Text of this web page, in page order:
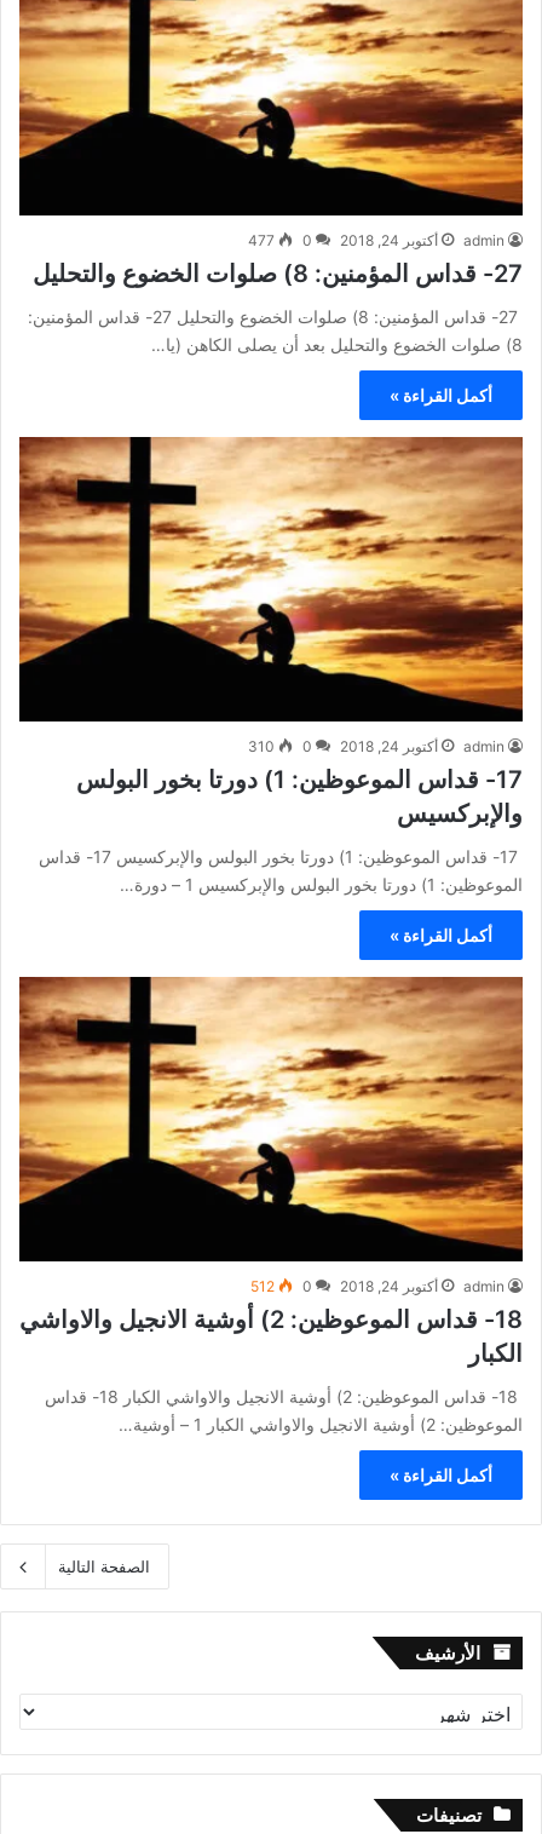
admin أكتوبر 24, 2018 0
477
27- قداس المؤمنين: 8) صلوات الخضوع والتحليل
27- قداس المؤمنين: 8) صلوات الخضوع والتحليل 27- قداس المؤمنين:
8) صلوات الخضوع والتحليل بعد أن يصلى الكاهن (يا…
أكمل القراءة »
admin أكتوبر 24, 2018 0
310
17- قداس الموعوظين: 1) دورتا بخور البولس
والإبركسيس
17- قداس الموعوظين: 1) دورتا بخور البولس والإبركسيس 17- قداس
الموعوظين: 1) دورتا بخور البولس والإبركسيس 1 – دورة…
أكمل القراءة »
admin أكتوبر 24, 2018 0
512
18- قداس الموعوظين: 2) أوشية الانجيل والاواشي
الكبار
18- قداس الموعوظين: 2) أوشية الانجيل والاواشي الكبار 18- قداس
الموعوظين: 2) أوشية الانجيل والاواشي الكبار 1 – أوشية…
أكمل القراءة »
الصفحة التالية
الأرشيف الأرشيف
تصنيفات